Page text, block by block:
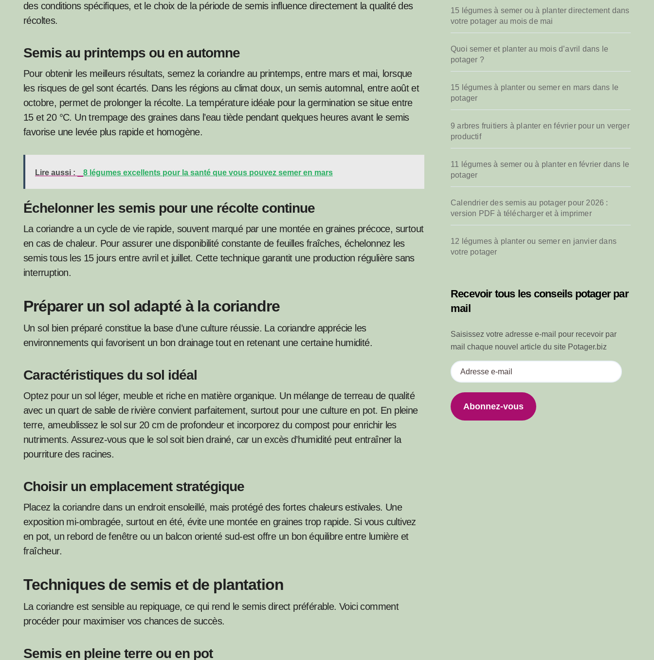
des conditions spécifiques, et le choix de la période de semis influence directement la qualité des
récoltes.
Semis au printemps ou en automne
Pour obtenir les meilleurs résultats, semez la coriandre au printemps, entre mars et mai, lorsque
les risques de gel sont écartés. Dans les régions au climat doux, un semis automnal, entre août et
octobre, permet de prolonger la récolte. La température idéale pour la germination se situe entre
15 et 20 °C. Un trempage des graines dans l’eau tiède pendant quelques heures avant le semis
favorise une levée plus rapide et homogène.
Lire aussi : 8 légumes excellents pour la santé que vous pouvez semer en mars
Échelonner les semis pour une récolte continue
La coriandre a un cycle de vie rapide, souvent marqué par une montée en graines précoce, surtout
en cas de chaleur. Pour assurer une disponibilité constante de feuilles fraîches, échelonnez les
semis tous les 15 jours entre avril et juillet. Cette technique garantit une production régulière sans
interruption.
Préparer un sol adapté à la coriandre
Un sol bien préparé constitue la base d’une culture réussie. La coriandre apprécie les
environnements qui favorisent un bon drainage tout en retenant une certaine humidité.
Caractéristiques du sol idéal
Optez pour un sol léger, meuble et riche en matière organique. Un mélange de terreau de qualité
avec un quart de sable de rivière convient parfaitement, surtout pour une culture en pot. En pleine
terre, ameublissez le sol sur 20 cm de profondeur et incorporez du compost pour enrichir les
nutriments. Assurez-vous que le sol soit bien drainé, car un excès d’humidité peut entraîner la
pourriture des racines.
Choisir un emplacement stratégique
Placez la coriandre dans un endroit ensoleillé, mais protégé des fortes chaleurs estivales. Une
exposition mi-ombragée, surtout en été, évite une montée en graines trop rapide. Si vous cultivez
en pot, un rebord de fenêtre ou un balcon orienté sud-est offre un bon équilibre entre lumière et
fraîcheur.
Techniques de semis et de plantation
La coriandre est sensible au repiquage, ce qui rend le semis direct préférable. Voici comment
procéder pour maximiser vos chances de succès.
Semis en pleine terre ou en pot
15 légumes à semer ou à planter directement dans
votre potager au mois de mai
Quoi semer et planter au mois d’avril dans le
potager ?
15 légumes à planter ou semer en mars dans le
potager
9 arbres fruitiers à planter en février pour un verger
productif
11 légumes à semer ou à planter en février dans le
potager
Calendrier des semis au potager pour 2026 :
version PDF à télécharger et à imprimer
12 légumes à planter ou semer en janvier dans
votre potager
Recevoir tous les conseils potager par
mail
Saisissez votre adresse e-mail pour recevoir par
mail chaque nouvel article du site Potager.biz
A
d
e
s
Abonnez-vous